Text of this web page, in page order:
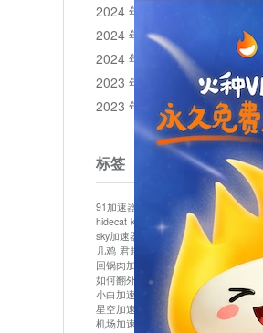
2024 年 3 月
2024 年 2 月
2024 年 1 月
2023 年 12 月
2023 年 11 月
标签
91加速器 bluelayer加速器
hidecat kuai500 panda加速器
plex加
sky加速器
telegram加速器 中信加速器
几鸡 君越加速器 哔咔漫画加速器
回锅肉加速器
坚果加速器 壹点加速器
如何翻外墙网站 小哈vp加速器
小火
小白加速器
布谷vp加速器 心阶云 快连
星空加速器
最新版clash安卓下载
月
机场加速器
松果云 极快加速器
梯